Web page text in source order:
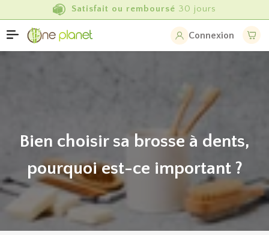
-50% de réductionactuellement
Connexion
Bien choisir sa brosse à dents,
pourquoi est-ce important ?